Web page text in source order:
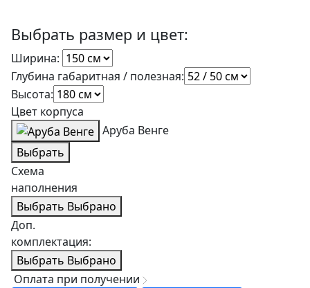
Выбрать размер и цвет:
Ширина:
Глубина габаритная / полезная:
Высота:
Цвет корпуса
Аруба Венге
Выбрать
Схема
наполнения
Выбрать Выбрано
Доп.
комплектация:
Выбрать Выбрано
Оплата при получении